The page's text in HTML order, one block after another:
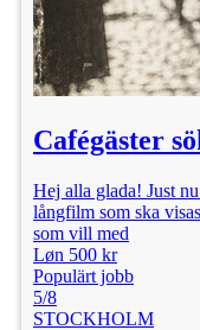
Cafégäster
Hej alla glada! Just
långfilm som ska
som vill med
Løn 500 kr
Populärt jobb
5/8
STOCKHOLM